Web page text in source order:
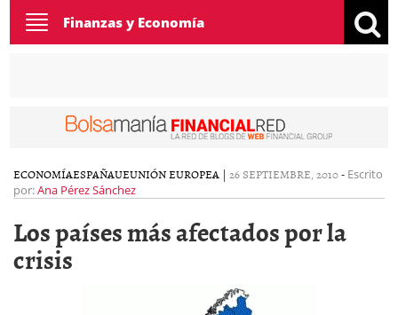
Toggle
navigation
Finanzas y Economía
ECONOMÍAESPAÑAUEUNIÓN EUROPEA | 26 SEPTIEMBRE, 2010- Escrito
por:Ana Pérez Sánchez
Los países más afectados por la
crisis